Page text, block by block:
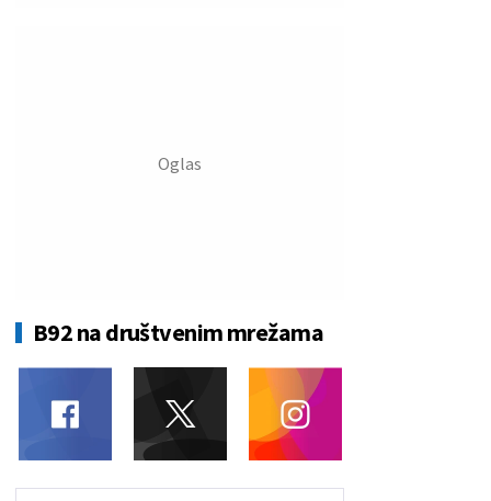
B92 na društvenim mrežama